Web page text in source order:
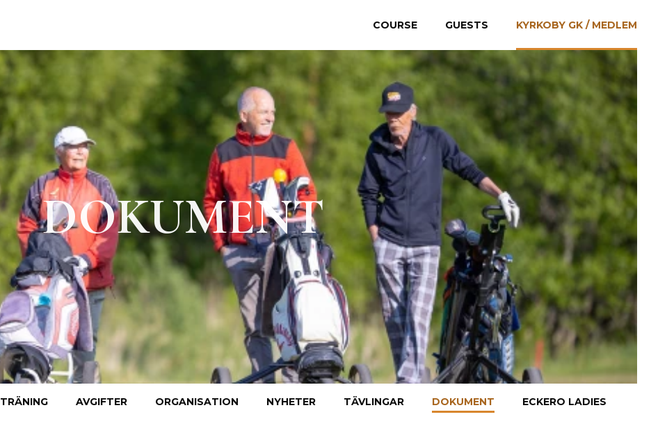
COURSE GUESTS KYRKOBY GK / MEDLEM
DOKUMENT
TRÄNING AVGIFTER ORGANISATION NYHETER TÄVLINGAR DOKUMENT ECKERO LADIES